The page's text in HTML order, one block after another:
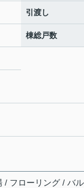
引渡し
棟総戸数
/ フローリング / バ